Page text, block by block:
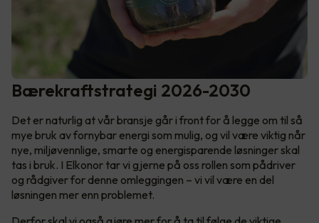
Bærekraftstrategi 2026-2030
Det er naturlig at vår bransje går i front for å legge om til så
mye bruk av fornybar energi som mulig, og vil være viktig når
nye, miljøvennlige, smarte og energisparende løsninger skal
tas i bruk. I Elkonor tar vi gjerne på oss rollen som pådriver
og rådgiver for denne omleggingen – vi vil være en del
løsningen mer enn problemet.